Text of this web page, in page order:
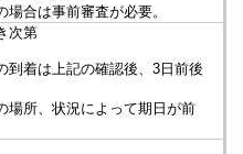
合は事前審査が必要。
次第
到着は上記の確認後、3日前後
場所、状況によって期日が前